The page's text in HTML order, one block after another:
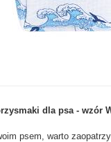
dla psa - wzór
psem, warto